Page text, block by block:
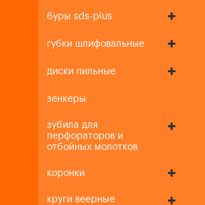
буры sds-plus
губки шлифовальные
диски пильные
зенкеры
зубила для
перфораторов и
отбойных молотков
коронки
круги веерные